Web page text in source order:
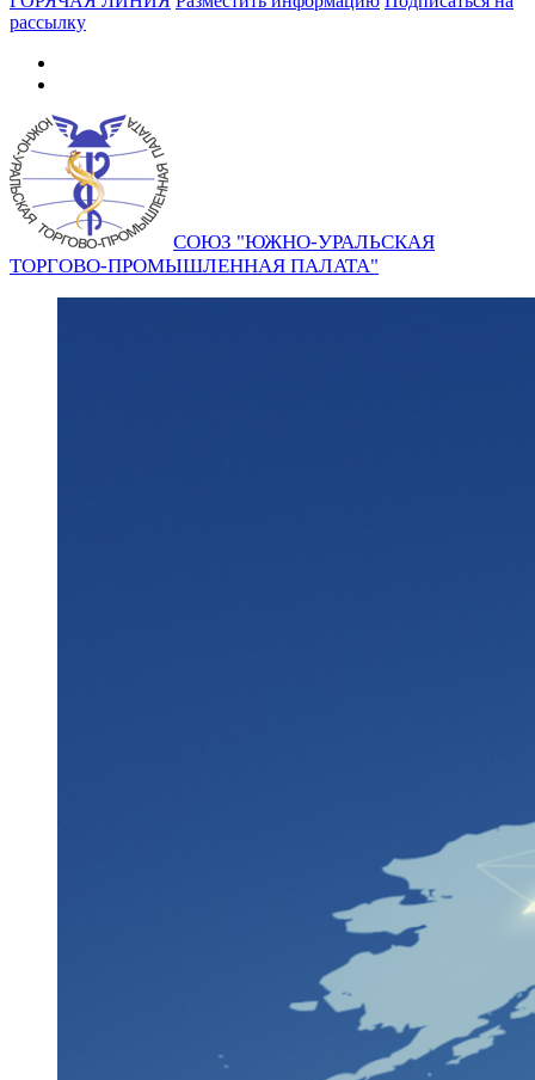
рассылку
СОЮЗ "ЮЖНО-УРАЛЬСКАЯ
ТОРГОВО-ПРОМЫШЛЕННАЯ ПАЛАТА"